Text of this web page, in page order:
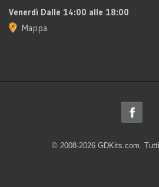
Venerdì Dalle 14:00 alle 18:00
Mappa
© 2008-2026 GDKits.com.